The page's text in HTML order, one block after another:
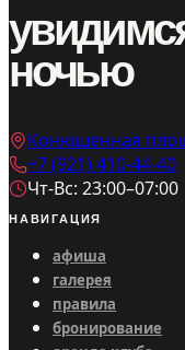
ночью
Конюшенная
+7 (921) 410-44-40
Чт-Вс: 23:00–07:00
НАВИГАЦИЯ
афиша
галерея
правила
бронирование